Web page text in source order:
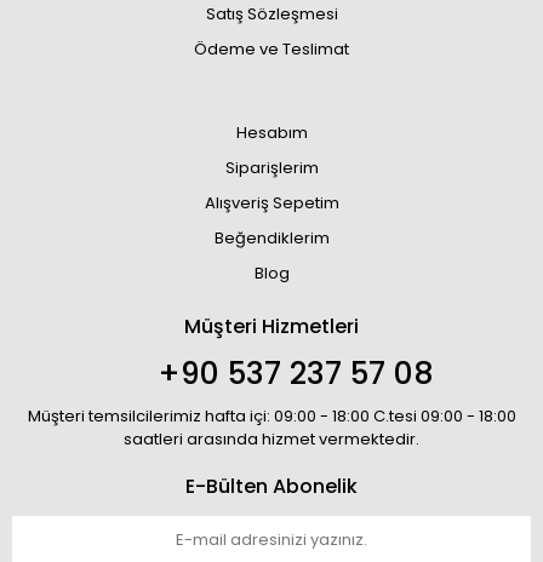
Satış Sözleşmesi
Ödeme ve Teslimat
Hesabım
Siparişlerim
Alışveriş Sepetim
Beğendiklerim
Blog
Müşteri Hizmetleri
+90 537 237 57 08
Müşteri temsilcilerimiz hafta içi: 09:00 - 18:00 C.tesi 09:00 - 18:00
saatleri arasında hizmet vermektedir.
E-Bülten Abonelik